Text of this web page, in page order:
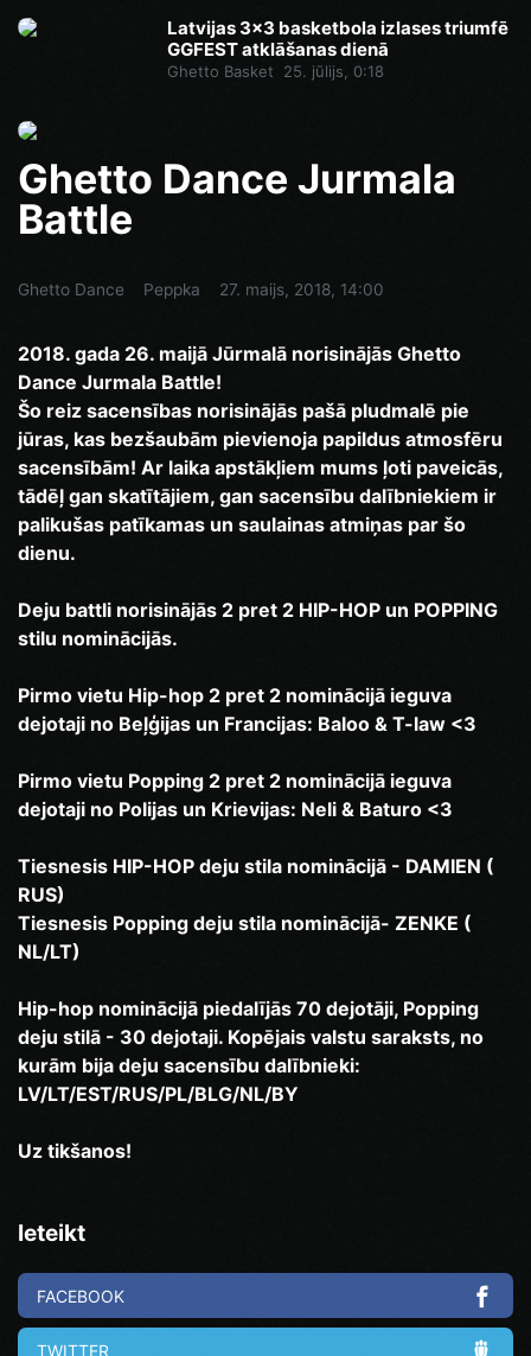
Latvijas 3x3 basketbola izlases triumfē
GGFEST atklāšanas dienā
Ghetto Basket 25. jūlijs, 0:18
Ghetto Dance Jurmala
Battle
Ghetto Dance Peppka 27. maijs, 2018, 14:00
2018. gada 26. maijā Jūrmalā norisinājās Ghetto
Dance Jurmala Battle!
Šo reiz sacensības norisinājās pašā pludmalē pie
jūras, kas bezšaubām pievienoja papildus atmosfēru
sacensībām! Ar laika apstākļiem mums ļoti paveicās,
tādēļ gan skatītājiem, gan sacensību dalībniekiem ir
palikušas patīkamas un saulainas atmiņas par šo
dienu.
Deju battli norisinājās 2 pret 2 HIP-HOP un POPPING
stilu nominācijās.
Pirmo vietu Hip-hop 2 pret 2 nominācijā ieguva
dejotaji no Beļģijas un Francijas: Baloo & T-law <3
Pirmo vietu Popping 2 pret 2 nominācijā ieguva
dejotaji no Polijas un Krievijas: Neli & Baturo <3
Tiesnesis HIP-HOP deju stila nominācijā - DAMIEN (
RUS)
Tiesnesis Popping deju stila nominācijā- ZENKE (
NL/LT)
Hip-hop nominācijā piedalījās 70 dejotāji, Popping
deju stilā - 30 dejotaji. Kopējais valstu saraksts, no
kurām bija deju sacensību dalībnieki:
LV/LT/EST/RUS/PL/BLG/NL/BY
Uz tikšanos!
Ieteikt
FACEBOOK
TWITTER